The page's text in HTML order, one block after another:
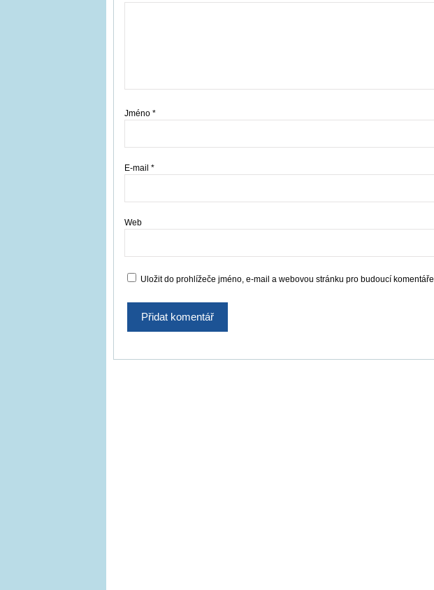
Jméno *
E-mail *
Web
Uložit do prohlížeče jméno, e-mail a webovou stránku pro budoucí komentáře.